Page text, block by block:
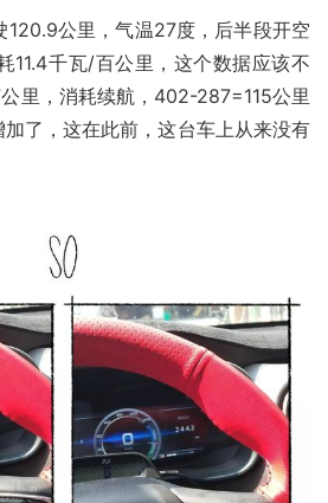
公里，气温27度，后半段开空
11.4千瓦/百公里，这个数据应该不
里，消耗续航，402-287=115公里
了，这在此前，这台车上从来没有